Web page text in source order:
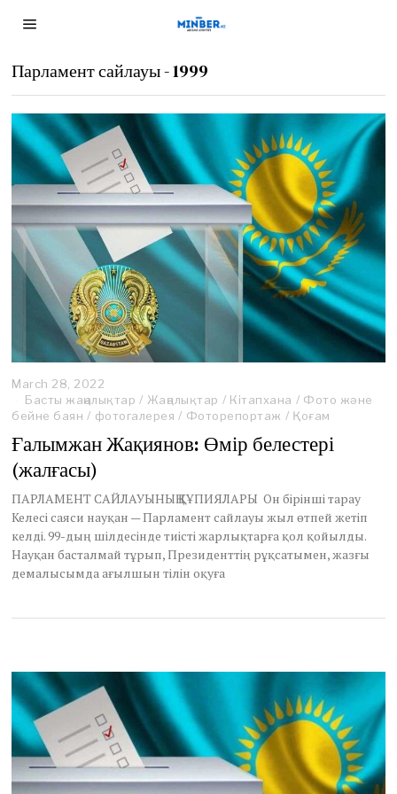
Парламент сайлауы - 1999
March 28, 2022
p
r
l
2
2
Басты жаңалықтар / Жаңалықтар / Кітапхана / Фото және
бейне баян / фотогалерея / Фоторепортаж / Қоғам
Ғалымжан Жақиянов: Өмір белестері
(жалғасы)
ПАРЛАМЕНТ САЙЛАУЫНЫҢ ҚҰПИЯЛАРЫ Он бірінші тарау
Келесі саяси науқан — Парламент сайлауы жыл өтпей жетіп
келді. 99-дың шілдесінде тиісті жарлықтарға қол қойылды.
Науқан басталмай тұрып, Президенттің рұқсатымен, жазғы
демалысымда ағылшын тілін оқуға